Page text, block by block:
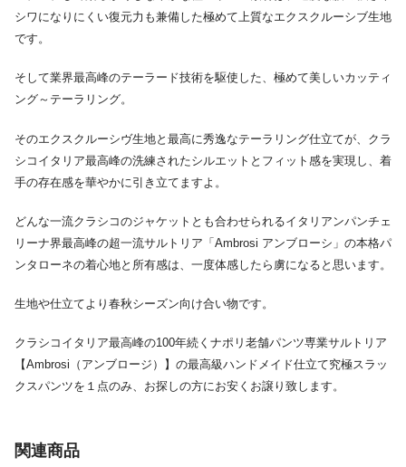
シワになりにくい復元力も兼備した極めて上質なエクスクルーシブ生地
です。
そして業界最高峰のテーラード技術を駆使した、極めて美しいカッティ
ング～テーラリング。
そのエクスクルーシヴ生地と最高に秀逸なテーラリング仕立てが、クラ
シコイタリア最高峰の洗練されたシルエットとフィット感を実現し、着
手の存在感を華やかに引き立てますよ。
どんな一流クラシコのジャケットとも合わせられるイタリアンパンチェ
リーナ界最高峰の超一流サルトリア「Ambrosi アンブローシ」の本格パ
ンタローネの着心地と所有感は、一度体感したら虜になると思います。
生地や仕立てより春秋シーズン向け合い物です。
クラシコイタリア最高峰の100年続くナポリ老舗パンツ専業サルトリア
【Ambrosi（アンブロージ）】の最高級ハンドメイド仕立て究極スラッ
クスパンツを１点のみ、お探しの方にお安くお譲り致します。
関連商品